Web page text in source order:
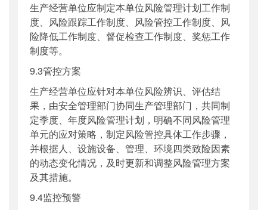
生产经营单位应制定本单位风险管理计划工作制
度、风险跟踪工作制度、风险管控工作制度、风
险降低工作制度、督促检查工作制度、奖惩工作
制度等。
9.3管控方案
生产经营单位应针对本单位风险辨识、评估结
果，由安全管理部门协同生产管理部门，共同制
定季度、年度风险管理计划，明确不同风险管理
单元的应对策略，制定风险管控具体工作步骤，
并根据人、设施设备、管理、环境四类致险因素
的动态变化情况，及时更新和调整风险管理方案
及其措施。
9.4监控预警